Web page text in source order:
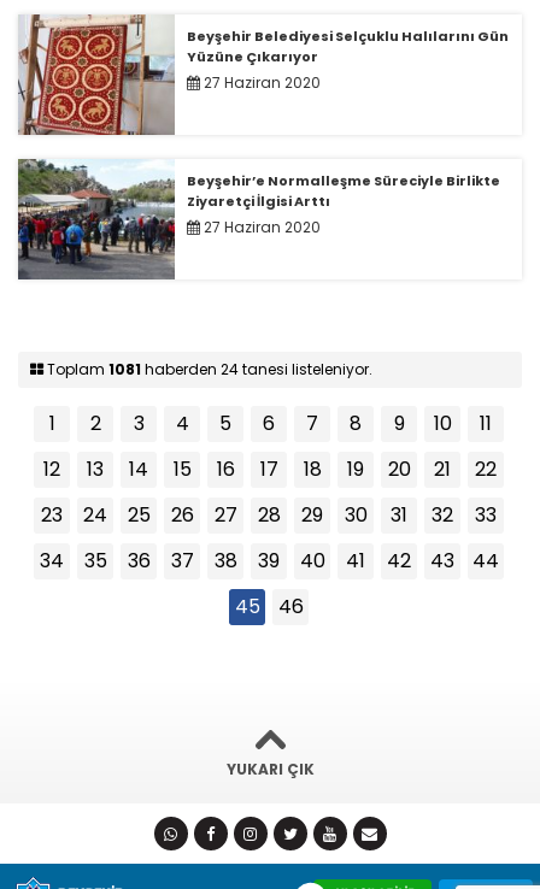
Beyşehir Belediyesi Selçuklu Halılarını Gün
Yüzüne Çıkarıyor
27 Haziran 2020
Beyşehir’e Normalleşme Süreciyle Birlikte
Ziyaretçi İlgisi Arttı
27 Haziran 2020
Toplam 1081 haberden 24 tanesi listeleniyor.
1 2 3 4 5 6 7 8 9 10
11
12
13 14 15 16 17 18 19 20 21
22
23
24 25 26 27 28 29 30 31 32
33
34
35 36 37 38 39 40 41 42 43
44
45
46
YUKARI ÇIK